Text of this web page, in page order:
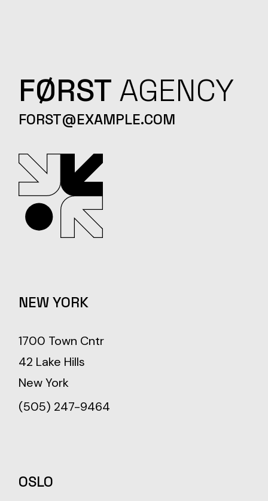
FØRST AGENCY
FORST@EXAMPLE.COM
NEW YORK
1700 Town Cntr
42 Lake Hills
New York
(505) 247-9464
OSLO